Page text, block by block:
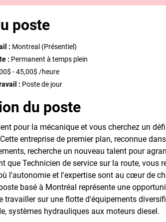
poste
: Montreal (Présentiel)
: Permanent à temps plein
- 45,00$ /heure
: Poste de jour
du poste
pour la mécanique et vous cherchez un
entreprise de premier plan, reconnue
recherche un nouveau talent pour
que Technicien de service sur la route, vous
l'autonomie et l'expertise sont au cœur de
basé à Montréal représente une
travailler sur une flotte d'équipements
systèmes hydrauliques aux moteurs diesel.